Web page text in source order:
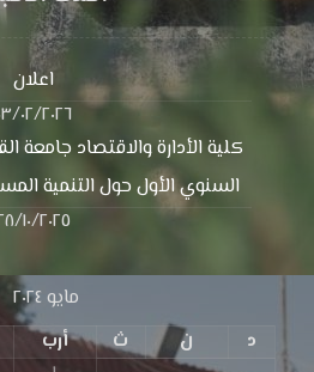
اعلان
٠٣/٠٢/
كلية الأدارة والاقتصاد جامعة
السنوي الأول حول التنمية
٢٨/١٠/
مايو ٢٠٢٤
د
ن ث أرب